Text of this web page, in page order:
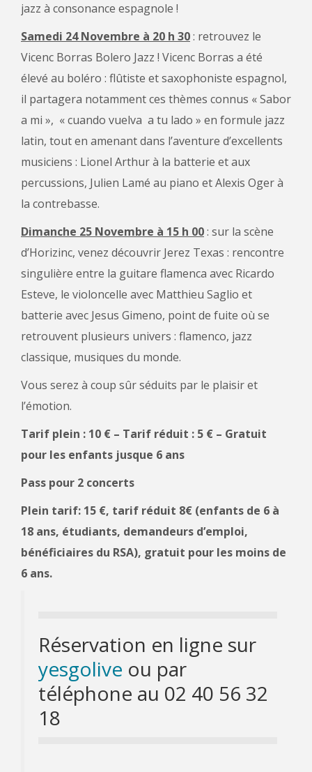
jazz à consonance espagnole !
Samedi 24 Novembre à 20 h 30: retrouvez le
Vicenc Borras Bolero Jazz ! Vicenc Borras a été
élevé au boléro : flûtiste et saxophoniste espagnol,
il partagera notamment ces thèmes connus « Sabor
a mi », « cuando vuelva a tu lado » en formule jazz
latin, tout en amenant dans l’aventure d’excellents
musiciens : Lionel Arthur à la batterie et aux
percussions, Julien Lamé au piano et Alexis Oger à
la contrebasse.
Dimanche 25 Novembre à 15 h 00: sur la scène
d’Horizinc, venez découvrir Jerez Texas : rencontre
singulière entre la guitare flamenca avec Ricardo
Esteve, le violoncelle avec Matthieu Saglio et
batterie avec Jesus Gimeno, point de fuite où se
retrouvent plusieurs univers : flamenco, jazz
classique, musiques du monde.
Vous serez à coup sûr séduits par le plaisir et
l’émotion.
Tarif plein : 10 € – Tarif réduit : 5 € – Gratuit
pour les enfants jusque 6 ans
Pass pour 2 concerts
Plein tarif: 15 €, tarif réduit 8€ (enfants de 6 à
18 ans, étudiants, demandeurs d’emploi,
bénéficiaires du RSA), gratuit pour les moins de
6 ans.
Réservation en ligne sur
yesgolive ou par
téléphone au 02 40 56 32
18